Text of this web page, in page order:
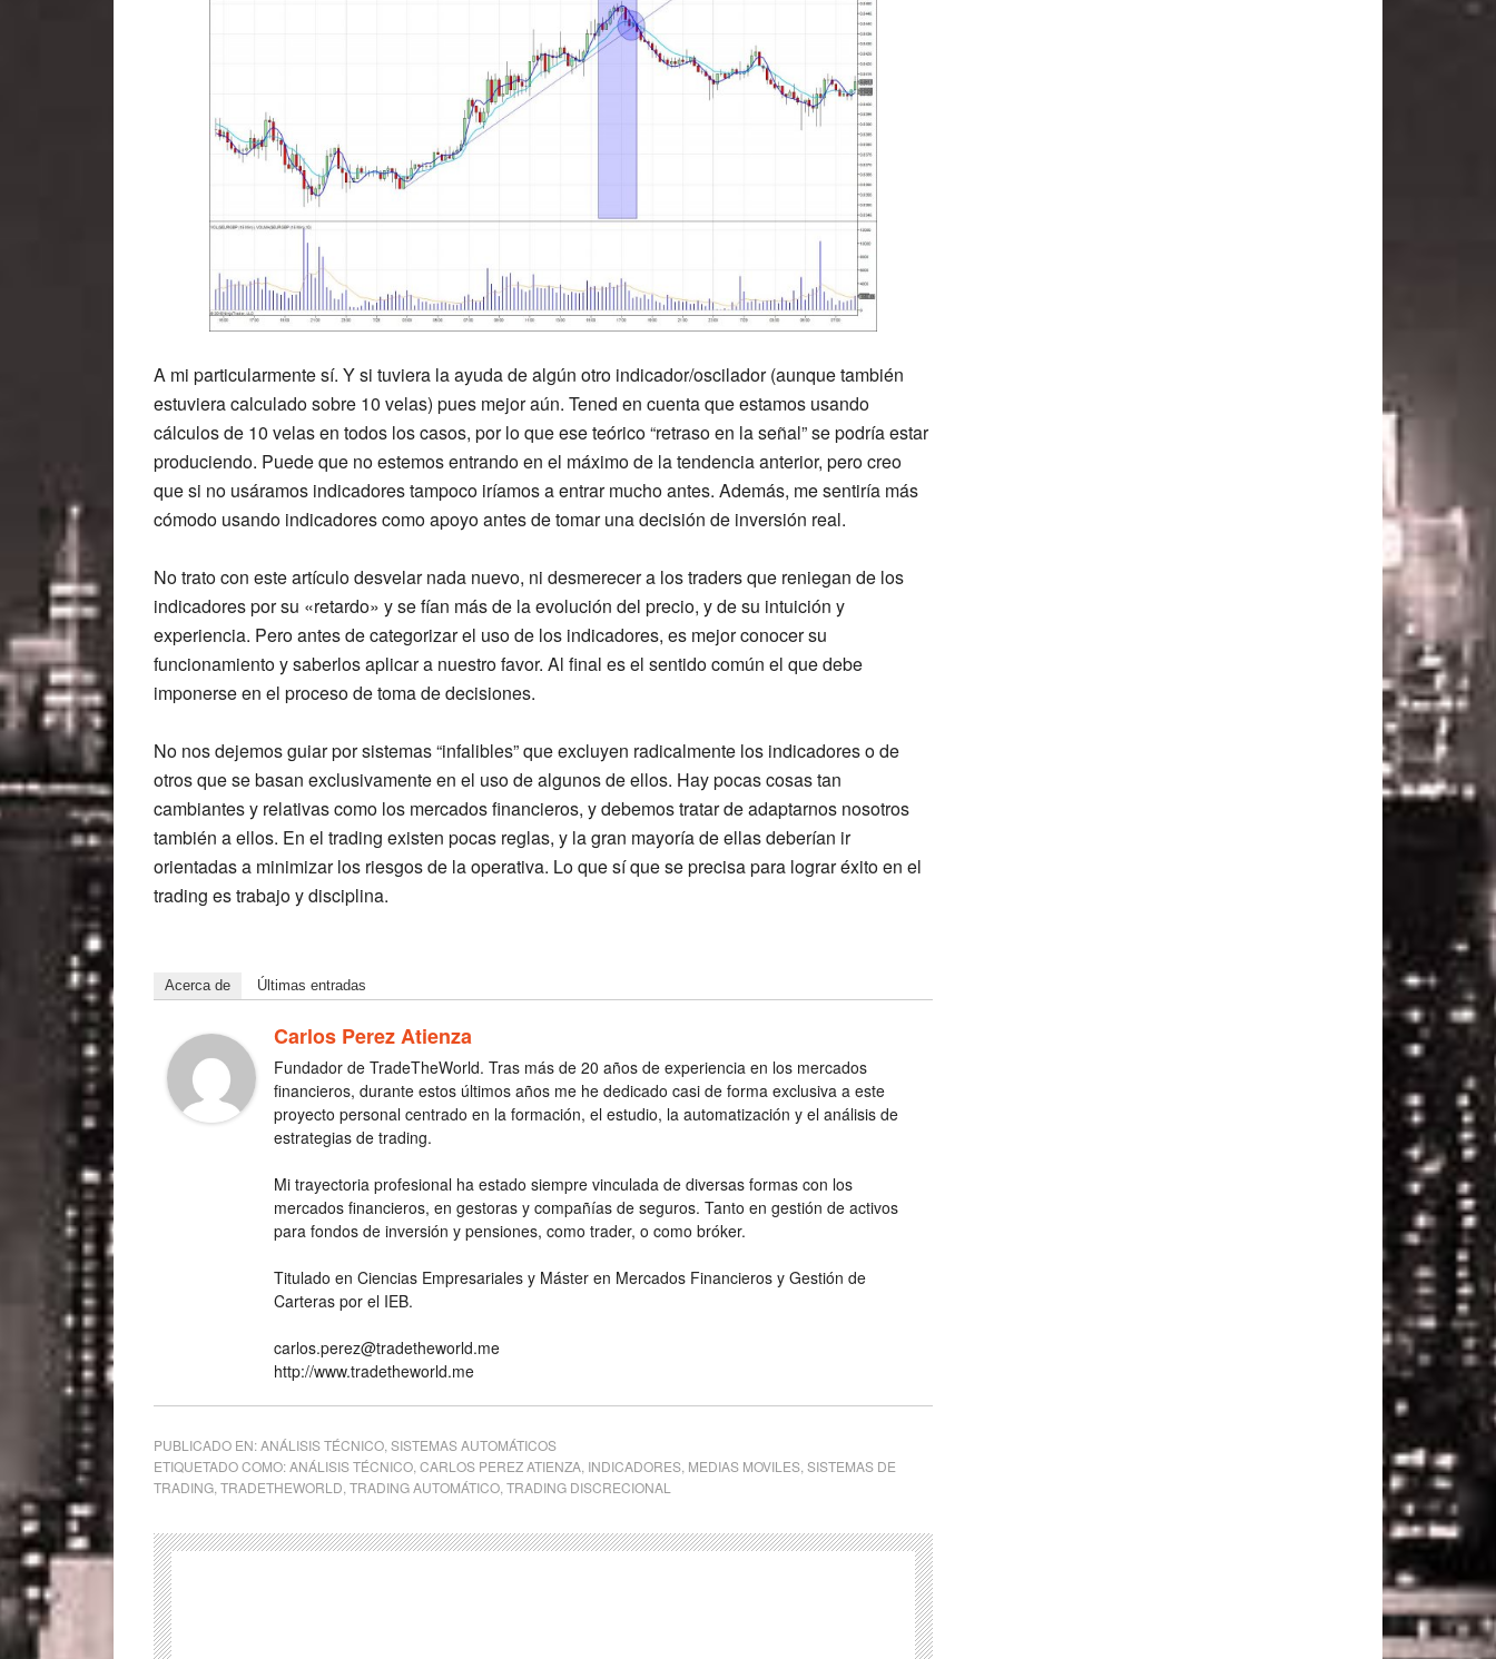
A mi particularmente sí. Y si tuviera la ayuda de algún otro indicador/oscilador (aunque también
estuviera calculado sobre 10 velas) pues mejor aún. Tened en cuenta que estamos usando
cálculos de 10 velas en todos los casos, por lo que ese teórico “retraso en la señal” se podría estar
produciendo. Puede que no estemos entrando en el máximo de la tendencia anterior, pero creo
que si no usáramos indicadores tampoco iríamos a entrar mucho antes. Además, me sentiría más
cómodo usando indicadores como apoyo antes de tomar una decisión de inversión real.
No trato con este artículo desvelar nada nuevo, ni desmerecer a los traders que reniegan de los
indicadores por su «retardo» y se fían más de la evolución del precio, y de su intuición y
experiencia. Pero antes de categorizar el uso de los indicadores, es mejor conocer su
funcionamiento y saberlos aplicar a nuestro favor. Al final es el sentido común el que debe
imponerse en el proceso de toma de decisiones.
No nos dejemos guiar por sistemas “infalibles” que excluyen radicalmente los indicadores o de
otros que se basan exclusivamente en el uso de algunos de ellos. Hay pocas cosas tan
cambiantes y relativas como los mercados financieros, y debemos tratar de adaptarnos nosotros
también a ellos. En el trading existen pocas reglas, y la gran mayoría de ellas deberían ir
orientadas a minimizar los riesgos de la operativa. Lo que sí que se precisa para lograr éxito en el
trading es trabajo y disciplina.
Acerca de Últimas entradas
Carlos Perez Atienza
Fundador de TradeTheWorld. Tras más de 20 años de experiencia en los mercados
financieros, durante estos últimos años me he dedicado casi de forma exclusiva a este
proyecto personal centrado en la formación, el estudio, la automatización y el análisis de
estrategias de trading.
Mi trayectoria profesional ha estado siempre vinculada de diversas formas con los
mercados financieros, en gestoras y compañías de seguros. Tanto en gestión de activos
para fondos de inversión y pensiones, como trader, o como bróker.
Titulado en Ciencias Empresariales y Máster en Mercados Financieros y Gestión de
Carteras por el IEB.
carlos.perez@tradetheworld.me
http://www.tradetheworld.me
PUBLICADO EN:ANÁLISIS TÉCNICO SISTEMAS AUTOMÁTICOS
ETIQUETADO COMO:ANÁLISIS TÉCNICO CARLOS PEREZ ATIENZA INDICADORES MEDIAS MOVILES SISTEMAS DE
TRADING TRADETHEWORLD TRADING AUTOMÁTICO TRADING DISCRECIONAL